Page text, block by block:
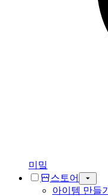
미밐
스토어
아이템 만들기